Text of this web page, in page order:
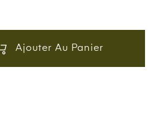
Ajouter Au Panier